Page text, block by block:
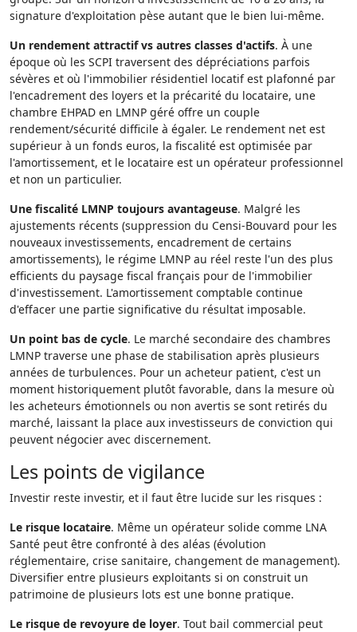
signature d'exploitation pèse autant que le bien lui-même.
Un rendement attractif vs autres classes d'actifs. À une
époque où les SCPI traversent des dépréciations parfois
sévères et où l'immobilier résidentiel locatif est plafonné par
l'encadrement des loyers et la précarité du locataire, une
chambre EHPAD en LMNP géré offre un couple
rendement/sécurité difficile à égaler. Le rendement net est
supérieur à un fonds euros, la fiscalité est optimisée par
l'amortissement, et le locataire est un opérateur professionnel
et non un particulier.
Une fiscalité LMNP toujours avantageuse. Malgré les
ajustements récents (suppression du Censi-Bouvard pour les
nouveaux investissements, encadrement de certains
amortissements), le régime LMNP au réel reste l'un des plus
efficients du paysage fiscal français pour de l'immobilier
d'investissement. L'amortissement comptable continue
d'effacer une partie significative du résultat imposable.
Un point bas de cycle. Le marché secondaire des chambres
LMNP traverse une phase de stabilisation après plusieurs
années de turbulences. Pour un acheteur patient, c'est un
moment historiquement plutôt favorable, dans la mesure où
les acheteurs émotionnels ou non avertis se sont retirés du
marché, laissant la place aux investisseurs de conviction qui
peuvent négocier avec discernement.
Les points de vigilance
Investir reste investir, et il faut être lucide sur les risques :
Le risque locataire. Même un opérateur solide comme LNA
Santé peut être confronté à des aléas (évolution
réglementaire, crise sanitaire, changement de management).
Diversifier entre plusieurs exploitants si on construit un
patrimoine de plusieurs lots est une bonne pratique.
Le risque de revoyure de loyer. Tout bail commercial peut